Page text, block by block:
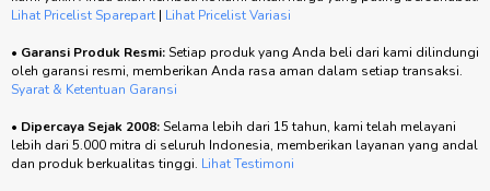
Lihat Pricelist Sparepart | Lihat Pricelist Variasi
• Garansi Produk Resmi:Setiap produk yang Anda beli dari kami dilindungi
oleh garansi resmi, memberikan Anda rasa aman dalam setiap transaksi.
Syarat & Ketentuan Garansi
• Dipercaya Sejak 2008:Selama lebih dari 15 tahun, kami telah melayani
lebih dari 5.000 mitra di seluruh Indonesia, memberikan layanan yang andal
dan produk berkualitas tinggi. Lihat Testimoni